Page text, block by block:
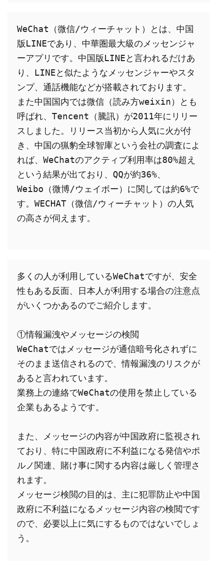
WeChat（微信/ウィーチャット）とは、中国
版LINEであり、中華圏最大級のメッセンジャ
ーアプリです。中国版LINEと言われるだけあ
り、LINEと似たようなメッセンジャーやスタ
ンプ、通話機能などが搭載されております。
また中国国内では微信（読み方weixin）とも
呼ばれ、Tencent（騰訊）が2011年にリリー
スしました。リリース当初から人気に火が付
き、中国の猟豹全球智庫という会社の調査によ
れば、WeChatのアクティブ利用率は80%超え
という結果が出ており、QQが約36%、
Weibo（微博/ウェイボー）に関しては約6%で
す。WECHAT（微信/ウィーチャット）の人気
の高さが伺えます。
多くの人が利用しているWeChatですが、安全
性もある反面、日本人が利用する場合の注意点
がいくつかあるのでご紹介します。
①情報漏洩やメッセージの検閲
WeChatではメッセージが通信暗号化されずに
そのまま送信されるので、情報漏洩のリスクが
あると言われています。
業務上の連絡でWeChatの使用を禁止している
企業もあるようです。
また、メッセージの内容が中国政府に監視され
ており、特に中国政府に不利益になる発信やポ
ルノ関連、賭け事に関する内容は厳しく管理さ
れます。
メッセージ検閲の目的は、主に犯罪防止や中国
政府に不利益になるメッセージ内容の検閲です
ので、必要以上に気にするものではないでしょ
う。